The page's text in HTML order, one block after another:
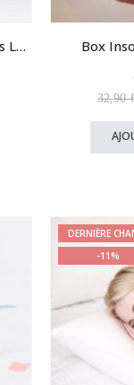
Mini personnages pour plantes Légendes du Rap Box
32,90
DERNIÈRE
-11%